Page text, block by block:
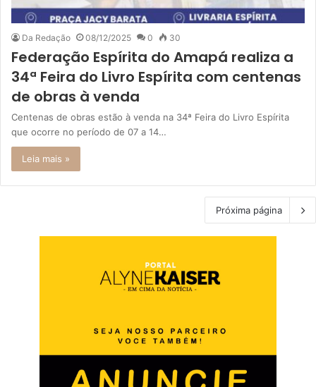
Da Redação 08/12/2025 0 30
Federação Espírita do Amapá realiza a
34ª Feira do Livro Espírita com centenas
de obras à venda
Centenas de obras estão à venda na 34ª Feira do Livro Espírita
que ocorre no período de 07 a 14…
Leia mais »
Próxima página